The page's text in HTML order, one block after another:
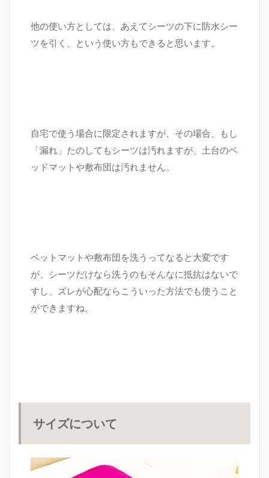
他の使い方としては、あえてシーツの下に防水シー
ツを引く、という使い方もできると思います。
自宅で使う場合に限定されますが、その場合、もし
「漏れ」たのしてもシーツは汚れますが、土台のベ
ッドマットや敷布団は汚れません。
ベットマットや敷布団を洗うってなると大変です
が、シーツだけなら洗うのもそんなに抵抗はないで
すし、ズレが心配ならこういった方法でも使うこと
ができますね。
サイズについて